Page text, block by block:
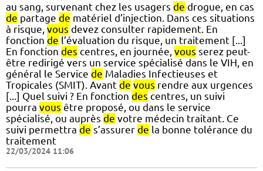
au sang, survenant chez les usagers de drogue, en cas
de partage de matériel d’injection. Dans ces situations
à risque, vous devez consulter rapidement. En
fonction de l’évaluation du risque, un traitement [...]
En fonction des centres, en journée, vous serez peut-
être redirigé vers un service spécialisé dans le VIH, en
général le Service de Maladies Infectieuses et
Tropicales (SMIT). Avant de vous rendre aux urgences
[...] Quel suivi ? En fonction des centres, un suivi
pourra vous être proposé, ou dans le service
spécialisé, ou auprès de votre médecin traitant. Ce
suivi permettra de s’assurer de la bonne tolérance du
traitement
22/03/2024 11:06